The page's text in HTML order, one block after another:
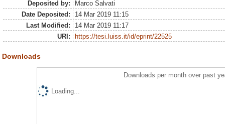
Deposited by:
Marco Salvati
Date Deposited:
14 Mar 2019 11:15
Last Modified:
14 Mar 2019 11:17
URI:
https://tesi.luiss.it/id/eprint/22525
Downloads
Downloads per month over past
Loading...